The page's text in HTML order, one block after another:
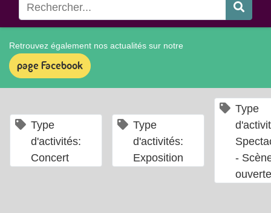
Retrouvez également nos actualités sur notre
page Facebook
Type
d'activités:
Concert
Type
d'activités:
Exposition
Type
-
ouverte